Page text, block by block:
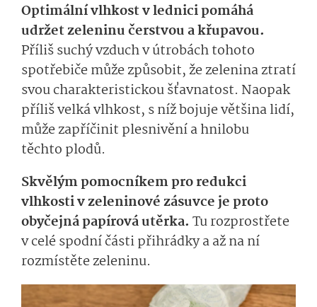
Optimální vlhkost v lednici pomáhá
udržet zeleninu čerstvou a křupavou.
Příliš suchý vzduch v útrobách tohoto
spotřebiče může způsobit, že zelenina ztratí
svou charakteristickou šťavnatost. Naopak
příliš velká vlhkost, s níž bojuje většina lidí,
může zapříčinit plesnivění a hnilobu
těchto plodů.
Skvělým pomocníkem pro redukci
vlhkosti v zeleninové zásuvce je proto
obyčejná papírová utěrka. Tu rozprostřete
v celé spodní části přihrádky a až na ní
rozmístěte zeleninu.